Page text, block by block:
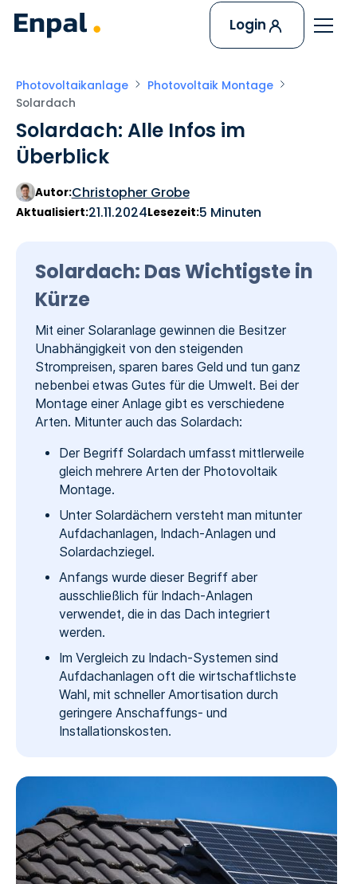
Login
Photovoltaikanlage
Photovoltaik Montage
Solardach
Solardach: Alle Infos im
Überblick
Autor:Christopher Grobe
Aktualisiert:21.11.2024Lesezeit:5 Minuten
Solardach: Das Wichtigste in
Kürze
Mit einer Solaranlage gewinnen die Besitzer
Unabhängigkeit von den steigenden
Strompreisen, sparen bares Geld und tun ganz
nebenbei etwas Gutes für die Umwelt. Bei der
Montage einer Anlage gibt es verschiedene
Arten. Mitunter auch das Solardach:
Der Begriff Solardach umfasst mittlerweile
gleich mehrere Arten der Photovoltaik
Montage.
Unter Solardächern versteht man mitunter
Aufdachanlagen, Indach-Anlagen und
Solardachziegel.
Anfangs wurde dieser Begriff aber
ausschließlich für Indach-Anlagen
verwendet, die in das Dach integriert
werden.
Im Vergleich zu Indach-Systemen sind
Aufdachanlagen oft die wirtschaftlichste
Wahl, mit schneller Amortisation durch
geringere Anschaffungs- und
Installationskosten.